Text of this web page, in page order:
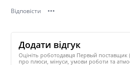
Відповісти •••
Додати відгук
Оцініть роботодавця Первый поставщик
про плюси, мінуси, умови роботи та